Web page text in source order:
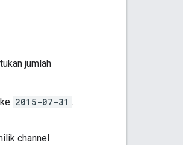
jumlah
ke 2015-07-31 .
channel